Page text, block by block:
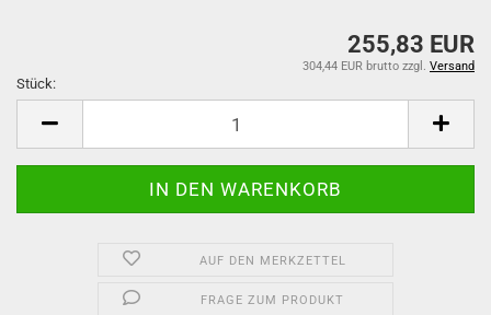
255,83 EUR
304,44 EUR brutto zzgl. Versand
Stück:
AUF DEN MERKZETTEL
FRAGE ZUM PRODUKT